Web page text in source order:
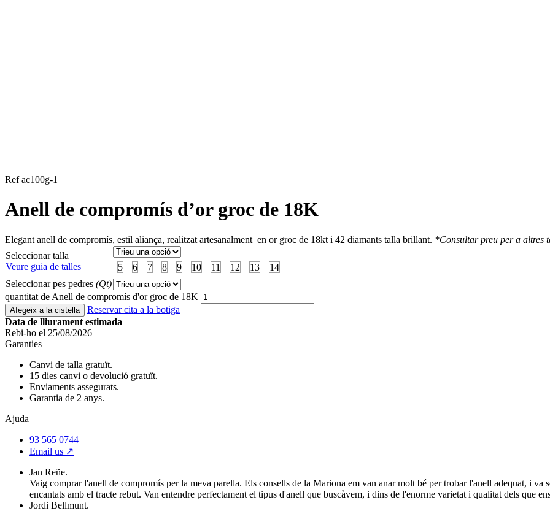
Ref ac100g-1
Anell de compromís d’or groc de 18K
Elegant anell de compromís, estil aliança, realitzat artesanalment en or groc de 18kt i 42 diamants talla brillant. *Consultar preu per a altres
Seleccionar talla
Veure guia de talles
5 6 7 8 9 10 11 12 13
14
Seleccionar pes pedres (Qt)
quantitat de Anell de compromís d'or groc de 18K
Afegeix a la cistella
Reservar cita a la botiga
Data de lliurament estimada
Rebi-ho el 25/08/2026
Garanties
Canvi de talla gratuït.
15 dies canvi o devolució gratuït.
Enviaments assegurats.
Garantia de 2 anys.
Ajuda
93 565 0744
Email us ↗︎
Jan Reñe.
Vaig comprar l'anell de compromís per la meva parella. Els consells de la Mariona em van anar molt bé per trobar l'anell adequat, i va
encantats amb el tracte rebut. Van entendre perfectament el tipus d'anell que buscàvem, i dins de l'enorme varietat i qualitat dels que
Jordi Bellmunt.